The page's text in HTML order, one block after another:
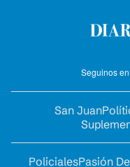
Seguinos
San Juan
PolicialesPasión